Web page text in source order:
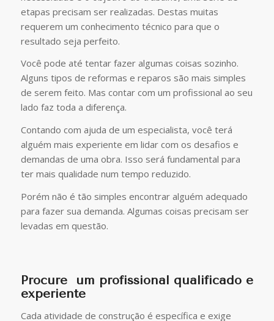
etapas precisam ser realizadas. Destas muitas
requerem um conhecimento técnico para que o
resultado seja perfeito.
Você pode até tentar fazer algumas coisas sozinho.
Alguns tipos de reformas e reparos são mais simples
de serem feito. Mas contar com um profissional ao seu
lado faz toda a diferença.
Contando com ajuda de um especialista, você terá
alguém mais experiente em lidar com os desafios e
demandas de uma obra. Isso será fundamental para
ter mais qualidade num tempo reduzido.
Porém não é tão simples encontrar alguém adequado
para fazer sua demanda. Algumas coisas precisam ser
levadas em questão.
Procure um profissional qualificado e
experiente
Cada atividade de construção é específica e exige